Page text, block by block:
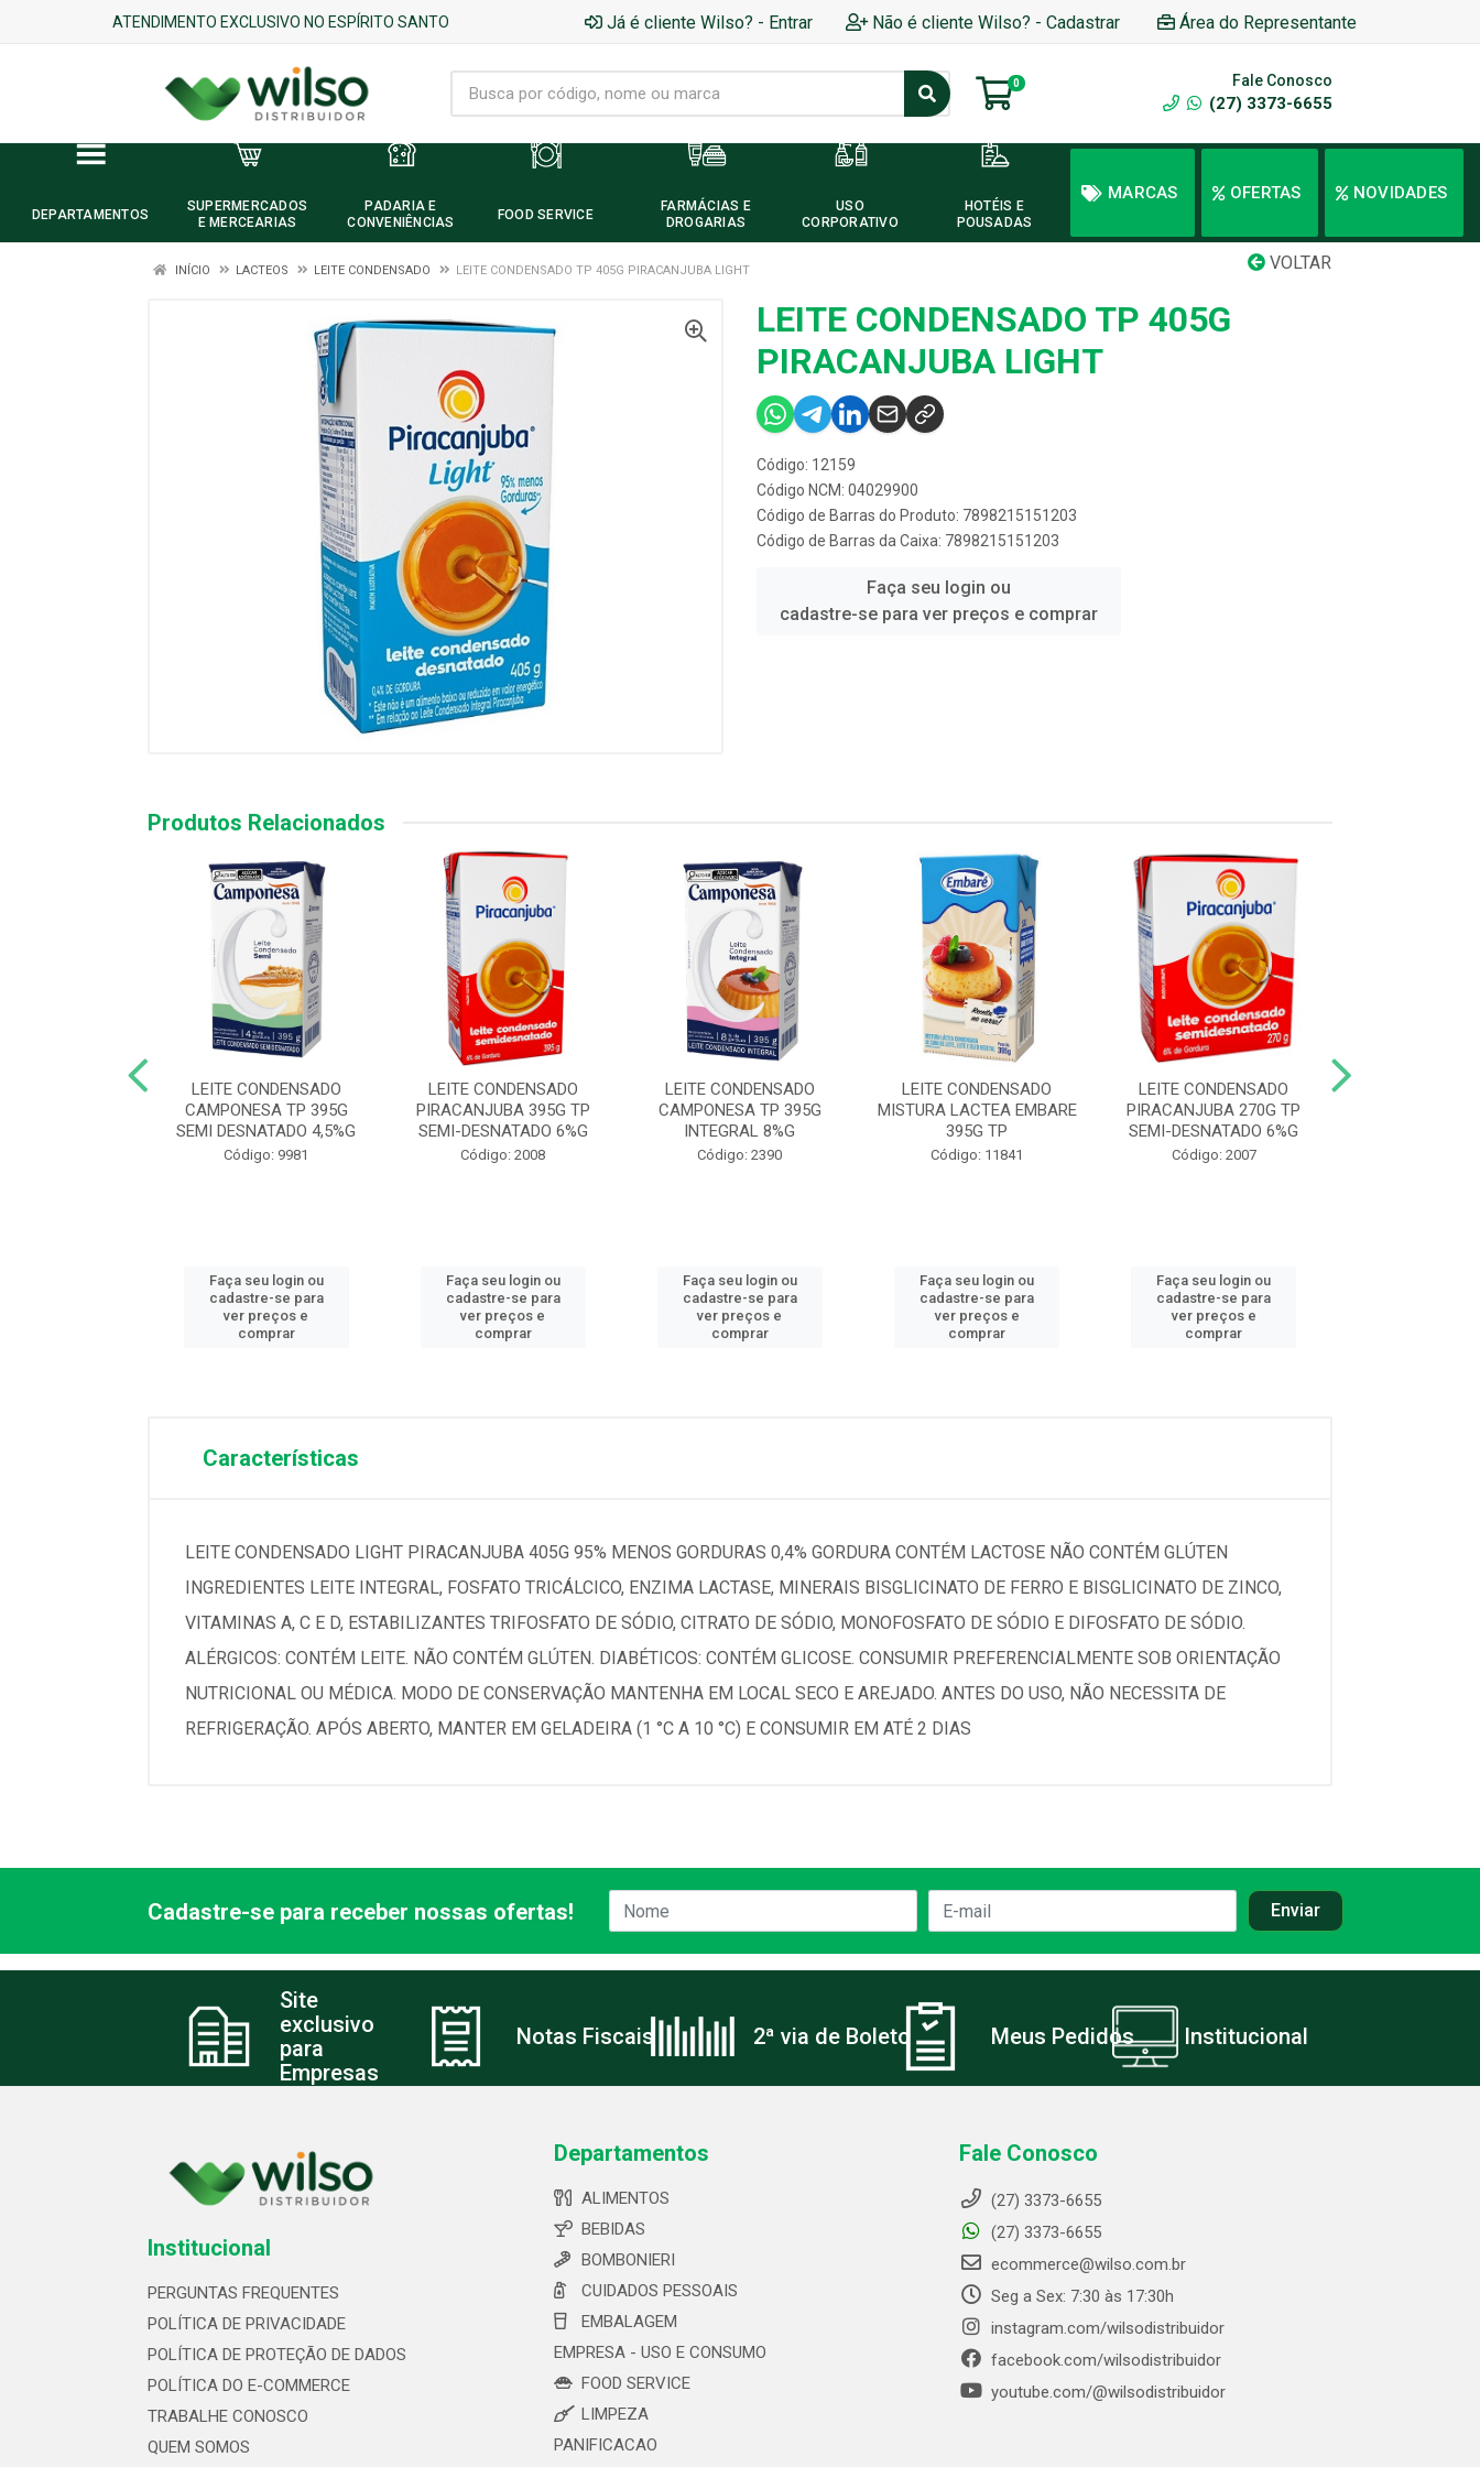
ATENDIMENTO EXCLUSIVO NO ESPÍRITO SANTO Já é cliente Wilso? - Entrar Não é cliente Wilso? - Cadastrar Área do Representante
0 Fale Conosco
(27) 3373-6655
DEPARTAMENTOS
SUPERMERCADOS
E MERCEARIAS
PADARIA E
CONVENIÊNCIAS
FOOD SERVICE
FARMÁCIAS E
DROGARIAS
USO
CORPORATIVO
HOTÉIS E
POUSADAS
MARCAS OFERTAS NOVIDADES
VOLTAR
INÍCIO LACTEOS LEITE CONDENSADO LEITE CONDENSADO TP 405G PIRACANJUBA LIGHT
LEITE CONDENSADO TP 405G
PIRACANJUBA LIGHT
Código: 12159
Código NCM: 04029900
Código de Barras do Produto: 7898215151203
Código de Barras da Caixa: 7898215151203
Faça seu login ou
cadastre-se para ver preços e comprar
Produtos Relacionados
LEITE CONDENSADO
CAMPONESA TP 395G
SEMI DESNATADO 4,5%G
Código: 9981
Faça seu login ou
cadastre-se para
ver preços e
comprar
LEITE CONDENSADO
PIRACANJUBA 395G TP
SEMI-DESNATADO 6%G
Código: 2008
Faça seu login ou
cadastre-se para
ver preços e
comprar
LEITE CONDENSADO
CAMPONESA TP 395G
INTEGRAL 8%G
Código: 2390
Faça seu login ou
cadastre-se para
ver preços e
comprar
LEITE CONDENSADO
MISTURA LACTEA EMBARE
395G TP
Código: 11841
Faça seu login ou
cadastre-se para
ver preços e
comprar
LEITE CONDENSADO
PIRACANJUBA 270G TP
SEMI-DESNATADO 6%G
Código: 2007
Faça seu login ou
cadastre-se para
ver preços e
comprar
Características
LEITE CONDENSADO LIGHT PIRACANJUBA 405G 95% MENOS GORDURAS 0,4% GORDURA CONTÉM LACTOSE NÃO CONTÉM GLÚTEN
INGREDIENTES LEITE INTEGRAL, FOSFATO TRICÁLCICO, ENZIMA LACTASE, MINERAIS BISGLICINATO DE FERRO E BISGLICINATO DE ZINCO,
VITAMINAS A, C E D, ESTABILIZANTES TRIFOSFATO DE SÓDIO, CITRATO DE SÓDIO, MONOFOSFATO DE SÓDIO E DIFOSFATO DE SÓDIO.
ALÉRGICOS: CONTÉM LEITE. NÃO CONTÉM GLÚTEN. DIABÉTICOS: CONTÉM GLICOSE. CONSUMIR PREFERENCIALMENTE SOB ORIENTAÇÃO
NUTRICIONAL OU MÉDICA. MODO DE CONSERVAÇÃO MANTENHA EM LOCAL SECO E AREJADO. ANTES DO USO, NÃO NECESSITA DE
REFRIGERAÇÃO. APÓS ABERTO, MANTER EM GELADEIRA (1 °C A 10 °C) E CONSUMIR EM ATÉ 2 DIAS
Cadastre-se para receber nossas ofertas!
Site
exclusivo
para
Empresas
Notas Fiscais 2ª via de Boleto Meus Pedidos Institucional
Institucional
PERGUNTAS FREQUENTES
POLÍTICA DE PRIVACIDADE
POLÍTICA DE PROTEÇÃO DE DADOS
POLÍTICA DO E-COMMERCE
TRABALHE CONOSCO
QUEM SOMOS
Departamentos
ALIMENTOS
BEBIDAS
BOMBONIERI
CUIDADOS PESSOAIS
EMBALAGEM
EMPRESA - USO E CONSUMO
FOOD SERVICE
LIMPEZA
PANIFICACAO
Fale Conosco
(27) 3373-6655
(27) 3373-6655
ecommerce@wilso.com.br
Seg a Sex: 7:30 às 17:30h
instagram.com/wilsodistribuidor
facebook.com/wilsodistribuidor
youtube.com/@wilsodistribuidor